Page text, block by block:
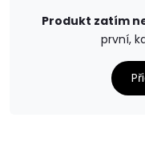
Produkt zatím
první,